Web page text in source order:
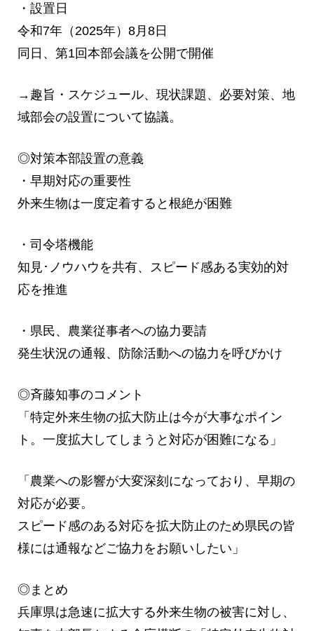
・設置日
令和7年（2025年）8月8日
同日、第1回本部会議を公開で開催
→趣旨・スケジュール、現状課題、必要対策、地
域部会の設置について協議。
◎対策本部設置の意義
・早期対応の重要性
外来生物は一度定着すると根絶が困難
・司令塔機能
知見･ノウハウを共有、スピード感ある実効的対
応を推進
・県民、農業従事者への協力要請
発生状況の通報、防除活動への協力を呼びかけ
◎斉藤知事のコメント
「特定外来生物の拡大防止は今が大事なポイン
ト。一度拡大してしまうと対応が困難になる」
「農業への影響が大変深刻になっており、早期の
対応が必要。
スピード感のある対応を拡大防止のため県民の皆
様には通報などご協力をお願いしたい」
◎まとめ
兵庫県は急速に拡大する外来生物の被害に対し、